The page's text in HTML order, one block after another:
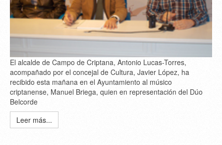
El alcalde de Campo de Criptana, Antonio Lucas-Torres,
acompañado por el concejal de Cultura, Javier López, ha
recibido esta mañana en el Ayuntamiento al músico
criptanense, Manuel Briega, quien en representación del Dúo
Belcorde
Leer más...